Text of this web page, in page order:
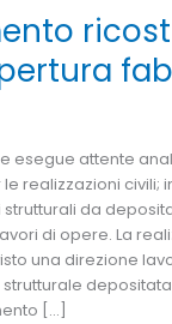
esegue attente
realizzazioni civili;
da
di opere. La
una direzione
depositata
[…]